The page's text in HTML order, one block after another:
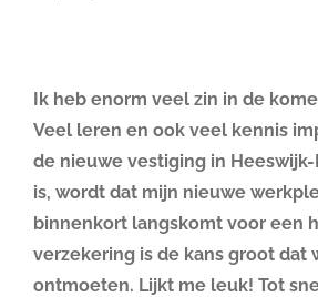
Ik heb enorm veel zin in de
Veel leren en ook veel kennis
de nieuwe vestiging in
is, wordt dat mijn nieuwe
binnenkort langskomt voor een
verzekering is de kans groot dat
ontmoeten. Lijkt me leuk! Tot